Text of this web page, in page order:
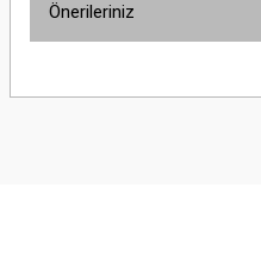
Önerileriniz
yetersiz gördüğünüz noktaları